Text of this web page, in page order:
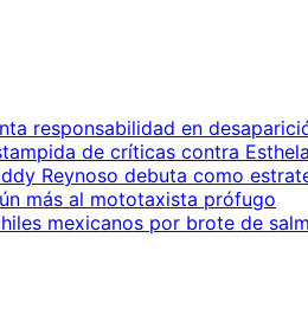
responsabilidad en
de críticas contra
Reynoso debuta como
más al mototaxista prófugo
mexicanos por brote de